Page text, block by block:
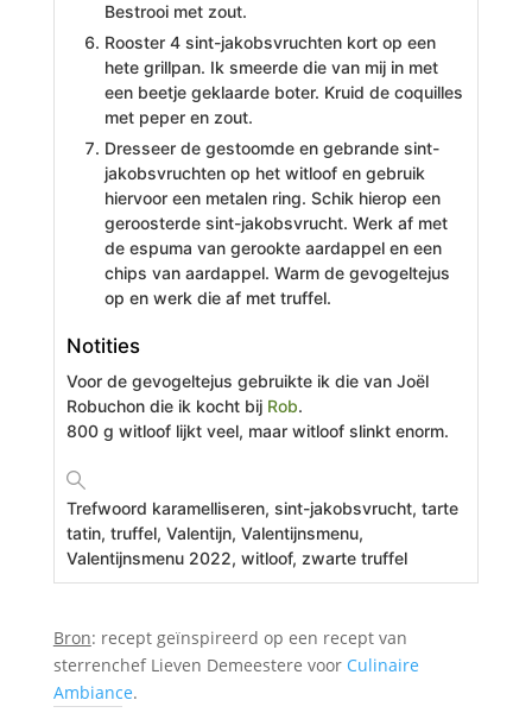
Bestrooi met zout.
Rooster 4 sint-jakobsvruchten kort op een
hete grillpan. Ik smeerde die van mij in met
een beetje geklaarde boter. Kruid de coquilles
met peper en zout.
Dresseer de gestoomde en gebrande sint-
jakobsvruchten op het witloof en gebruik
hiervoor een metalen ring. Schik hierop een
geroosterde sint-jakobsvrucht. Werk af met
de espuma van gerookte aardappel en een
chips van aardappel. Warm de gevogeltejus
op en werk die af met truffel.
Notities
Voor de gevogeltejus gebruikte ik die van Joël
Robuchon die ik kocht bij Rob.
800 g witloof lijkt veel, maar witloof slinkt enorm.
Trefwoord karamelliseren, sint-jakobsvrucht, tarte
tatin, truffel, Valentijn, Valentijnsmenu,
Valentijnsmenu 2022, witloof, zwarte truffel
Bron: recept geïnspireerd op een recept van
sterrenchef Lieven Demeestere voor Culinaire
Ambiance.